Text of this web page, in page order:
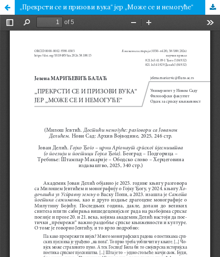
„Прекрсти се и призови вука“ јер „Може се и немогуће“